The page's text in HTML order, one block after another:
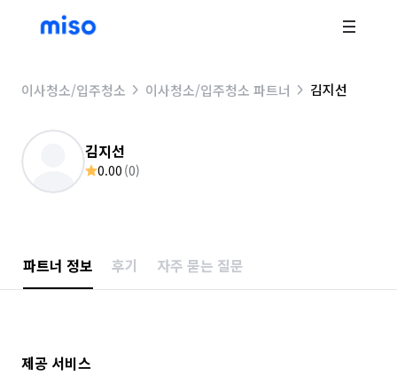
이사청소/입주청소 이사청소/입주청소 파트너 김지선
김지선
0.00 (0)
파트너 정보 후기 자주 묻는 질문
제공 서비스